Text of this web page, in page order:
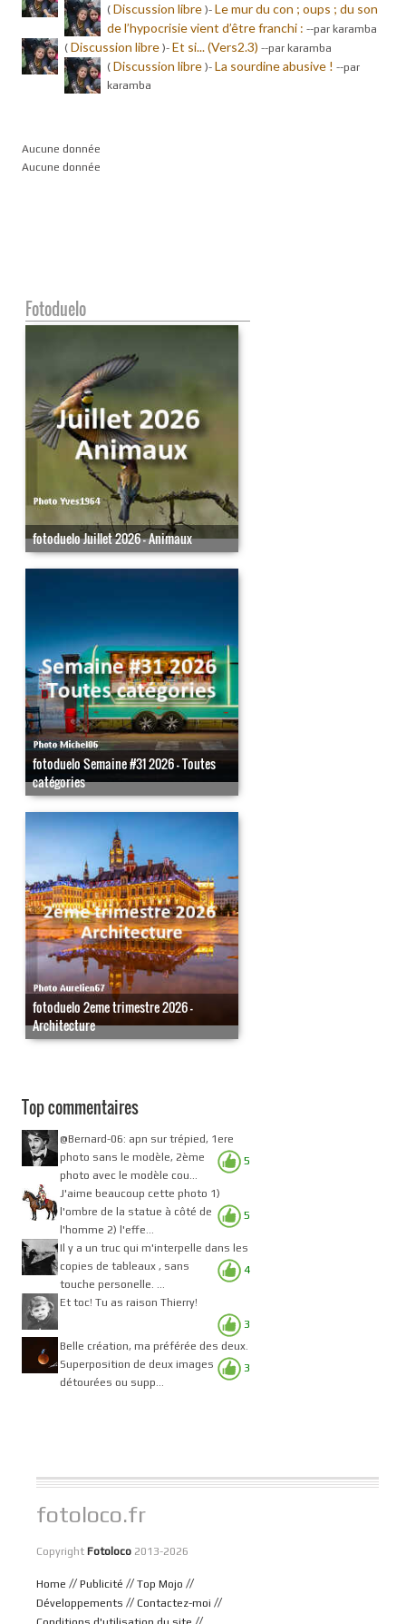
( Discussion libre )- Le mur du con ; oups ; du son
de l’hypocrisie vient d’être franchi : --par karamba
( Discussion libre )- Et si... (Vers2.3) --par karamba
( Discussion libre )- La sourdine abusive ! --par
karamba
Aucune donnée
Aucune donnée
Fotoduelo
fotoduelo Juillet 2026 - Animaux
fotoduelo Semaine #31 2026 - Toutes
catégories
fotoduelo 2eme trimestre 2026 -
Architecture
Top commentaires
5
@Bernard-06: apn sur trépied, 1ere
photo sans le modèle, 2ème
photo avec le modèle cou...
5
J'aime beaucoup cette photo 1)
l'ombre de la statue à côté de
l'homme 2) l'effe...
4
Il y a un truc qui m'interpelle dans les
copies de tableaux , sans
touche personelle. ...
3
Et toc! Tu as raison Thierry!
3
Belle création, ma préférée des deux.
Superposition de deux images
détourées ou supp...
fotoloco.fr
Copyright Fotoloco 2013-2026
Home // Publicité // Top Mojo //
Développements // Contactez-moi //
//